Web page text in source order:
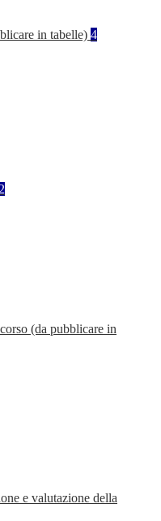
in tabelle) 4
2
(da pubblicare in
e valutazione della